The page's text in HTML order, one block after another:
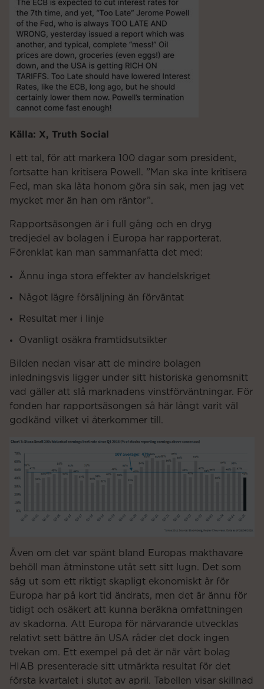
Källa: X, Truth Social
I ett tal, för att markera 100 dagar som president,
fortsatte han kritisera Powell. ”Man ska inte kritisera
Fed, man ska låta honom göra sin sak, men jag vet
mycket mer än han om räntor”.
Rapportsäsongen är i full gång och en dryg
tredjedel av bolagen i Europa har rapporterat.
Förenklat kan man sammanfatta det med:
Ännu inga stora effekter av handelskriget
Något lägre försäljning än förväntat
Resultat mer i linje
Ovanligt osäkra framtidsutsikter
Bilden nedan visar att de mindre bolagen
inledningsvis ligger under sitt historiska genomsnitt
vad gäller att slå marknadens vinstförväntningar. För
fonden har rapportsäsongen så här långt varit väl
godkänd vilket vi återkommer till.
Även om det var spänt bland Europas makthavare
behöll man åtminstone utåt sett sitt lugn. Det som
såg ut som ett riktigt skapligt ekonomiskt år för
Europa har på kort tid ändrats, men det är ännu för
tidigt och osäkert att kunna beräkna omfattningen
av skadorna. Att Europa för närvarande utvecklas
relativt sett bättre än USA råder det dock ingen
tvekan om. Ett exempel på det är när vårt bolag
HIAB presenterade sitt utmärkta resultat för det
första kvartalet i slutet av april. Tabellen visar skillnad